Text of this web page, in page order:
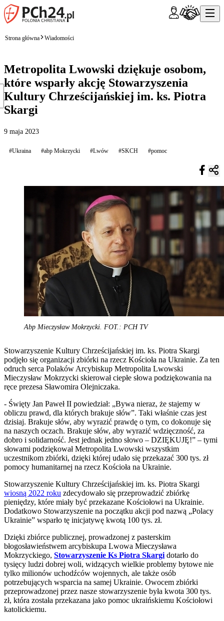
Strona główna Wiadomości
Metropolita Lwowski dziękuje osobom,
które wsparły akcję Stowarzyszenia
Kultury Chrześcijańskiej im. ks. Piotra
Skargi
9 maja 2023
#Ukraina #abp Mokrzycki #Lwów #SKCH #pomoc
Abp Mieczysław Mokrzycki. FOT.: PCH TV
Stowarzyszenie Kultury Chrześcijańskiej im. ks. Piotra Skargi
podjęło się organizacji zbiórki na rzecz Kościoła na Ukrainie. Za ten
odruch serca Polaków Arcybiskup Metropolita Lwowski
Mieczysław Mokrzycki skierował ciepłe słowa podziękowania na
ręce prezesa Sławomira Olejniczaka.
- Święty Jan Paweł II powiedział: „Bywa nieraz, że stajemy w
obliczu prawd, dla których brakuje słów”. Taki właśnie czas jest
dzisiaj. Brakuje słów, aby wyrazić prawdę o tym, co dokonuje się
na naszych oczach. Brakuje słów, aby wyrazić wdzięczność, za
dobro i solidarność. Jest jednak jedno słowo – DZIĘKUJĘ!” – tymi
słowami podziękował Metropolita Lwowski wszystkim
uczestnikom zbiórki, dzięki której udało się przekazać 300 tys. zł
pomocy humanitarnej na rzecz Kościoła na Ukrainie.
Stowarzyszenie Kultury Chrześcijańskiej im. ks. Piotra Skargi
wiosną 2022 roku zdecydowało się przeprowadzić zbiórkę
pieniędzy, które miały być przekazane Kościołowi na Ukrainie.
Dodatkowo Stowarzyszenie na początku akcji pod nazwą „Polacy
Ukrainie” wsparło tę inicjatywę kwotą 100 tys. zł.
Dzięki zbiórce publicznej, prowadzonej z pasterskim
błogosławieństwem arcybiskupa Lwowa Mieczysława
Mokrzyckiego, Stowarzyszenie Ks Piotra Skargi dotarło do
tysięcy ludzi dobrej woli, widzących wielkie problemy bytowe nie
tylko milionów uchodźców wojennych, ale także osób
potrzebujących wsparcia na samej Ukrainie. Owocem zbiórki
przeprowadzonej przez nasze stowarzyszenie była kwota 300 tys.
zł, która została przekazana jako pomoc ukraińskiemu Kościołowi
katolickiemu.